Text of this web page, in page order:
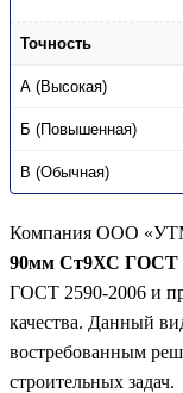
Точность
А (Высокая)
Б (Повышенная)
В (Обычная)
Компания ООО
90мм Ст9ХС ГОСТ
ГОСТ 2590-2006 и
качества. Данный
востребованным
строительных задач.